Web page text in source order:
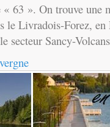
63 ». On trouve une
le Livradois-Forez, en
secteur Sancy-